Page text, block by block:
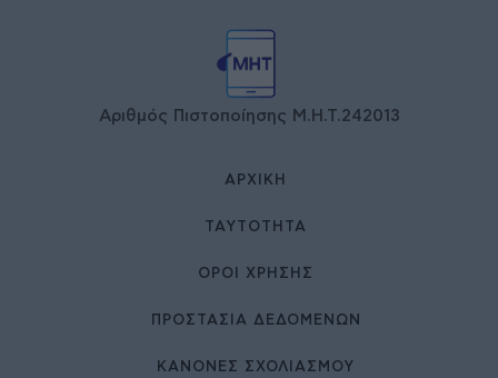
Αριθμός Πιστοποίησης Μ.Η.Τ.242013
ΑΡΧΙΚΉ
ΤΑΥΤΌΤΗΤΑ
ΌΡΟΙ ΧΡΉΣΗΣ
ΠΡΟΣΤΑΣΙΑ ΔΕΔΟΜΕΝΩΝ
ΚΑΝΟΝΕΣ ΣΧΟΛΙΑΣΜΟΥ